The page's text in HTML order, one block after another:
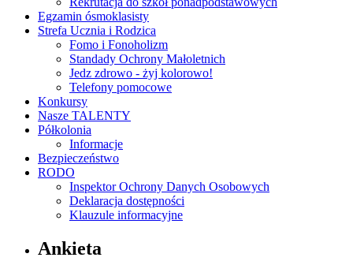
Egzamin ósmoklasisty
Strefa Ucznia i Rodzica
Fomo i Fonoholizm
Standady Ochrony Małoletnich
Jedz zdrowo - żyj kolorowo!
Telefony pomocowe
Konkursy
Nasze TALENTY
Półkolonia
Informacje
Bezpieczeństwo
RODO
Inspektor Ochrony Danych Osobowych
Deklaracja dostępności
Klauzule informacyjne
Ankieta